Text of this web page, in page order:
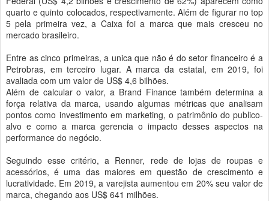
quarto e quinto colocados, respectivamente. Além de figurar no top
5 pela primeira vez, a Caixa foi a marca que mais cresceu no
mercado brasileiro.
Entre as cinco primeiras, a unica que não é do setor financeiro é a
Petrobras, em terceiro lugar. A marca da estatal, em 2019, foi
avaliada com um valor de US$ 4,6 bilhões.
Além de calcular o valor, a Brand Finance também determina a
força relativa da marca, usando algumas métricas que analisam
pontos como investimento em marketing, o patrimônio do publico-
alvo e como a marca gerencia o impacto desses aspectos na
performance do negócio.
Seguindo esse critério, a Renner, rede de lojas de roupas e
acessórios, é uma das maiores em questão de crescimento e
lucratividade. Em 2019, a varejista aumentou em 20% seu valor de
marca, chegando aos US$ 641 milhões.